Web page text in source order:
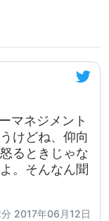
マネジメント
けどね、仰向
るときじゃな
。そんなん聞
2017年06月12日